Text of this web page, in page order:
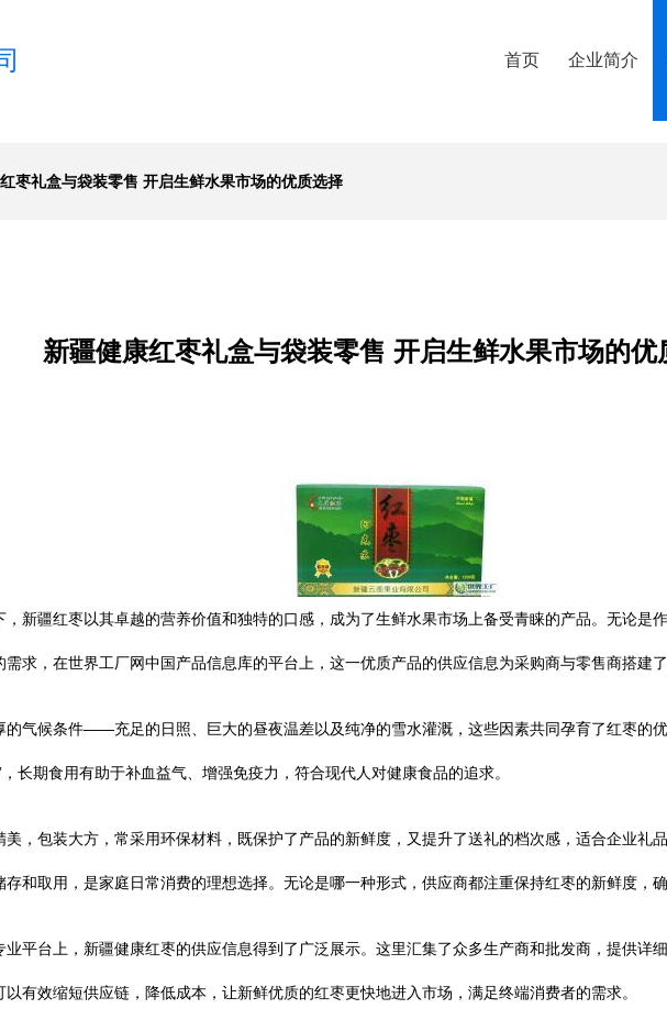
首页 企业简介
枣礼盒与袋装零售 开启生鲜水果市场的优质选择
新疆健康红枣礼盒与袋装零售 开启生鲜水果市场的优
新疆红枣以其卓越的营养价值和独特的口感，成为了生鲜水果市场上备受青睐的产品。无论是
求，在世界工厂网中国产品信息库的平台上，这一优质产品的供应信息为采购商与零售商搭建了
气候条件——充足的日照、巨大的昼夜温差以及纯净的雪水灌溉，这些因素共同孕育了红枣的
长期食用有助于补血益气、增强免疫力，符合现代人对健康食品的追求。
，包装大方，常采用环保材料，既保护了产品的新鲜度，又提升了送礼的档次感，适合企业礼
和取用，是家庭日常消费的理想选择。无论是哪一种形式，供应商都注重保持红枣的新鲜度，
平台上，新疆健康红枣的供应信息得到了广泛展示。这里汇集了众多生产商和批发商，提供详
有效缩短供应链，降低成本，让新鲜优质的红枣更快地进入市场，满足终端消费者的需求。